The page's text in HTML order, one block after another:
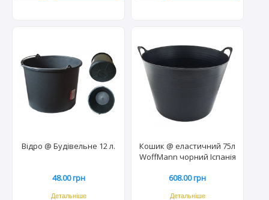
Відро @ Будівельне 12 л.
48.00 грн
Детальніше
Кошик @ еластичний 75л
WoffMann чорний Іспанія
608.00 грн
Детальніше